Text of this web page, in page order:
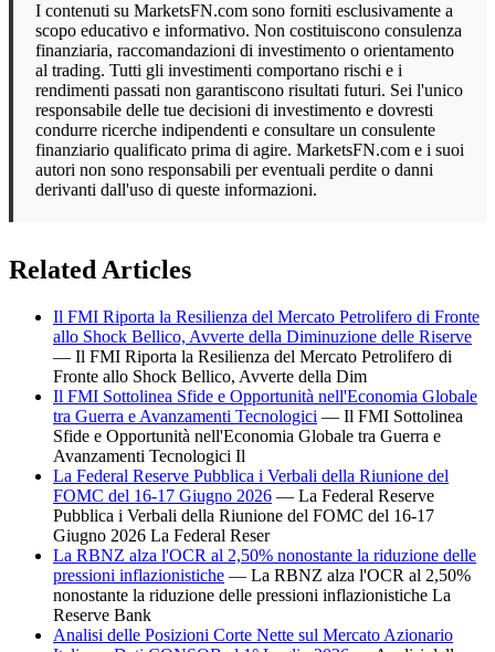
I contenuti su MarketsFN.com sono forniti esclusivamente a
scopo educativo e informativo. Non costituiscono consulenza
finanziaria, raccomandazioni di investimento o orientamento
al trading. Tutti gli investimenti comportano rischi e i
rendimenti passati non garantiscono risultati futuri. Sei l'unico
responsabile delle tue decisioni di investimento e dovresti
condurre ricerche indipendenti e consultare un consulente
finanziario qualificato prima di agire. MarketsFN.com e i suoi
autori non sono responsabili per eventuali perdite o danni
derivanti dall'uso di queste informazioni.
Related Articles
Il FMI Riporta la Resilienza del Mercato Petrolifero di Fronte
allo Shock Bellico, Avverte della Diminuzione delle Riserve
— Il FMI Riporta la Resilienza del Mercato Petrolifero di
Fronte allo Shock Bellico, Avverte della Dim
Il FMI Sottolinea Sfide e Opportunità nell'Economia Globale
tra Guerra e Avanzamenti Tecnologici — Il FMI Sottolinea
Sfide e Opportunità nell'Economia Globale tra Guerra e
Avanzamenti Tecnologici Il
La Federal Reserve Pubblica i Verbali della Riunione del
FOMC del 16-17 Giugno 2026 — La Federal Reserve
Pubblica i Verbali della Riunione del FOMC del 16-17
Giugno 2026 La Federal Reser
La RBNZ alza l'OCR al 2,50% nonostante la riduzione delle
pressioni inflazionistiche — La RBNZ alza l'OCR al 2,50%
nonostante la riduzione delle pressioni inflazionistiche La
Reserve Bank
Analisi delle Posizioni Corte Nette sul Mercato Azionario